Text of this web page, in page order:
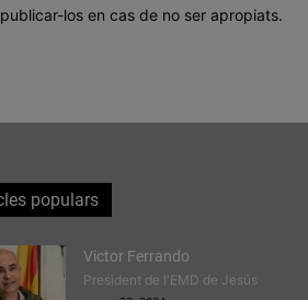
los en cas de no ser apropiats.
populars
Victor Ferrando
President de l'EMD de Jesús